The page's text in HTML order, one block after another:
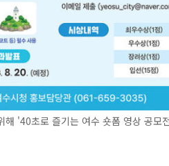
'40초로 즐기는 여수 숏폼 영상 공모